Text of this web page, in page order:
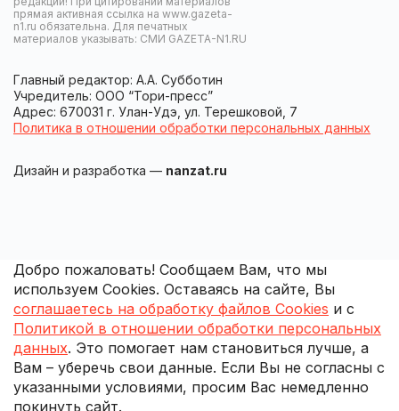
прямая активная ссылка на www.gazeta-
n1.ru обязательна. Для печатных
материалов указывать: СМИ GAZETA-N1.RU
Главный редактор: А.А. Субботин
Учредитель: ООО “Тори-пресс”
Адрес: 670031 г. Улан-Удэ, ул. Терешковой, 7
Политика в отношении обработки персональных данных
Дизайн и разработка — nanzat.ru
Добро пожаловать! Сообщаем Вам, что мы
используем Cookies. Оставаясь на сайте, Вы
соглашаетесь на обработку файлов Cookies и с
Политикой в отношении обработки персональных
данных. Это помогает нам становиться лучше, а
Вам – уберечь свои данные. Если Вы не согласны с
указанными условиями, просим Вас немедленно
покинуть сайт.